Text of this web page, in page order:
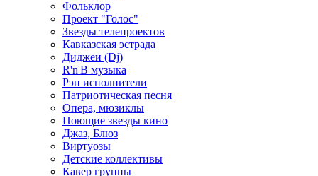
Фольклор
Проект "Голос"
Звезды телепроектов
Кавказская эстрада
Диджеи (Dj)
R'n'B музыка
Рэп исполнители
Патриотическая песня
Опера, мюзиклы
Поющие звезды кино
Джаз, Блюз
Виртуозы
Детские коллективы
Кавер группы